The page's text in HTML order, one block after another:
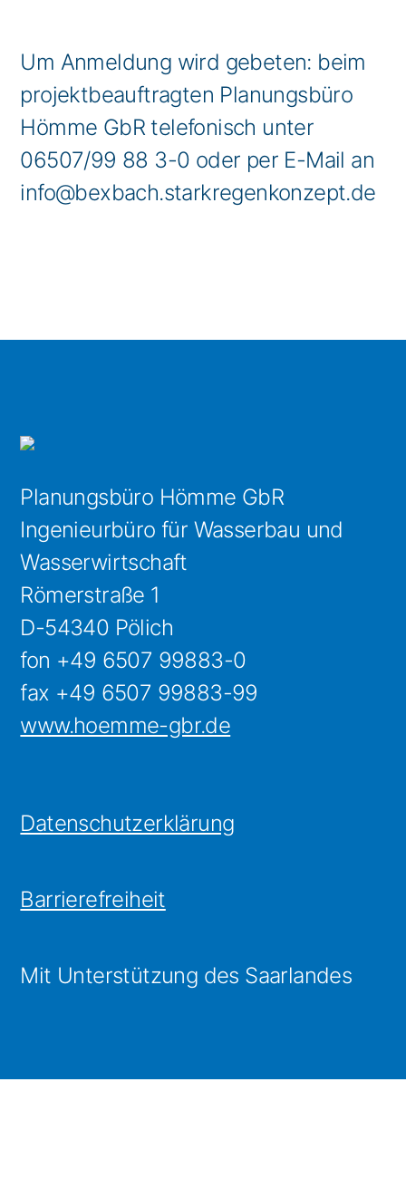
Um Anmeldung wird gebeten: beim
projektbeauftragten Planungsbüro
Hömme GbR telefonisch unter
06507/99 88 3-0 oder per E-Mail an
info@bexbach.starkregenkonzept.de
Planungsbüro Hömme GbR
Ingenieurbüro für Wasserbau und
Wasserwirtschaft
Römerstraße 1
D-54340 Pölich
fon +49 6507 99883-0
fax +49 6507 99883-99
www.hoemme-gbr.de
Datenschutzerklärung
Barrierefreiheit
Mit Unterstützung des Saarlandes